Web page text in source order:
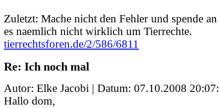
Zuletzt: Mache nicht den Fehler und spende
es naemlich nicht wirklich um Tierrechte.
tierrechtsforen.de/2/586/6811
Re: Ich noch mal
Autor: Elke Jacobi | Datum: 07.10.2008
Hallo dom,